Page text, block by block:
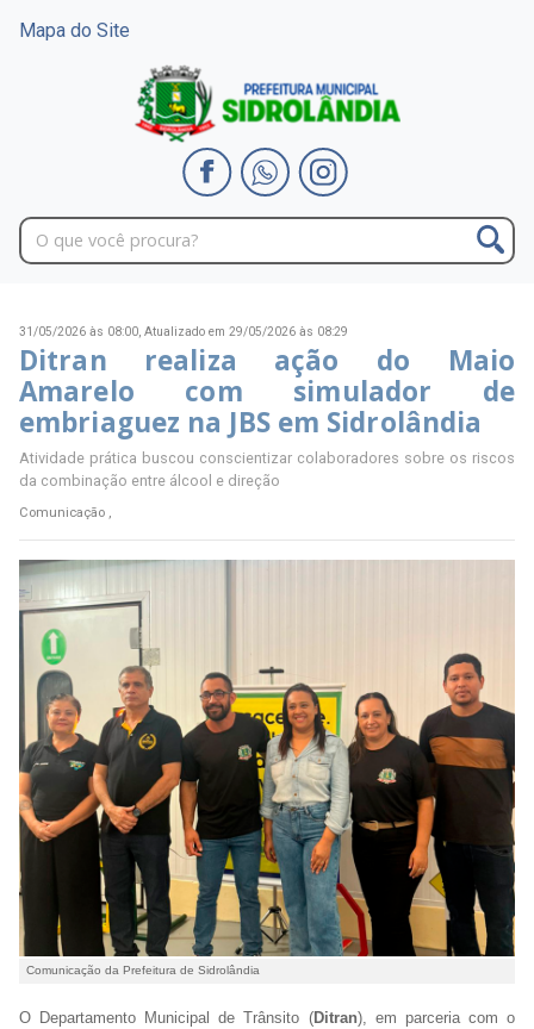
Mapa do Site
31/05/2026 às 08:00, Atualizado em 29/05/2026 às 08:29
Ditran realiza ação do Maio
Amarelo com simulador de
embriaguez na JBS em Sidrolândia
Atividade prática buscou conscientizar colaboradores sobre os riscos
da combinação entre álcool e direção
Comunicação ,
Comunicação da Prefeitura de Sidrolândia
O Departamento Municipal de Trânsito (Ditran), em parceria com o